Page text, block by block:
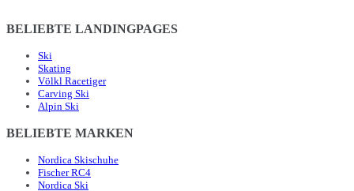
BELIEBTE LANDINGPAGES
Ski
Skating
Völkl Racetiger
Carving Ski
Alpin Ski
BELIEBTE MARKEN
Nordica Skischuhe
Fischer RC4
Nordica Ski